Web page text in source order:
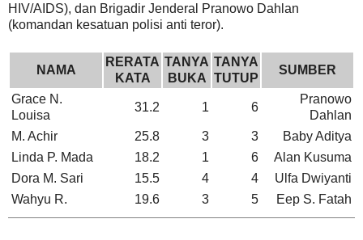
HIV/AIDS), dan Brigadir Jenderal Pranowo Dahlan
(komandan kesatuan polisi anti teror).
NAMA
RERATA
KATA
TANYA
BUKA
TANYA
TUTUP
SUMBER
Grace N.
Louisa
31.2 1 6
Pranowo
Dahlan
M. Achir
25.8 3 3
Baby Aditya
Linda P. Mada
18.2 1 6
Alan Kusuma
Dora M. Sari
15.5 4 4
Ulfa Dwiyanti
Wahyu R.
19.6 3 5 Eep S. Fatah